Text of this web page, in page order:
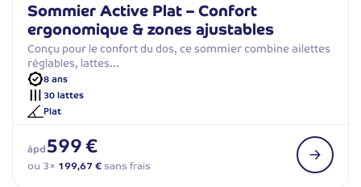
Sommier Active Plat – Confort
ergonomique & zones ajustables
Conçu pour le confort du dos, ce sommier combine ailettes
réglables, lattes…
8 ans
30 lattes
Plat
àpd599 €
ou 3× 199,67 €sans frais